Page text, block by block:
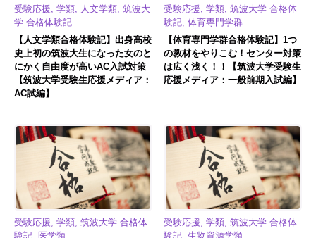
受験応援, 学類, 人文学類, 筑波大
学 合格体験記
【人文学類合格体験記】出身高校
史上初の筑波大生になった女のと
にかく自由度が高いAC入試対策
【筑波大学受験生応援メディア：
AC試編】
受験応援, 学類, 筑波大学 合格体
験記, 体育専門学群
【体育専門学群合格体験記】1つ
の教材をやりこむ！センター対策
は広く浅く！！【筑波大学受験生
応援メディア：一般前期入試編】
受験応援, 学類, 筑波大学 合格体
験記, 医学類
受験応援, 学類, 筑波大学 合格体
験記, 生物資源学類